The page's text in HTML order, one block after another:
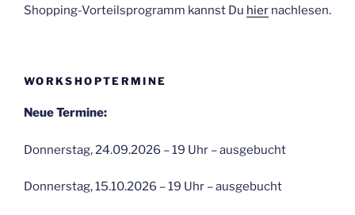
Shopping-Vorteilsprogramm kannst Du hier nachlesen.
WORKSHOPTERMINE
Neue Termine:
Donnerstag, 24.09.2026 – 19 Uhr – ausgebucht
Donnerstag, 15.10.2026 – 19 Uhr – ausgebucht